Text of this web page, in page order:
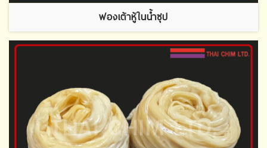
ฟองเต้าหู้ในน้ำซุป